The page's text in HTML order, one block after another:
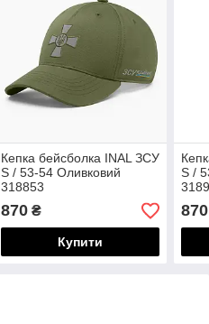
Кепка бейсболка INAL ЗСУ
S / 53-54 Оливковий
318853
870₴
Купити
S /
870